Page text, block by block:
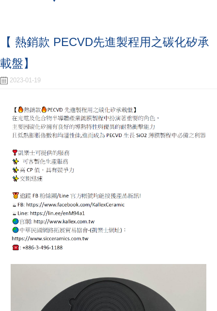
聯絡我們
【 熱銷款 PECVD先進製程用之碳化矽承
載盤】
2023-01-19